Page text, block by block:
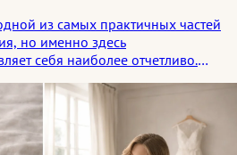
из самых практичных частей
но именно здесь
себя наиболее отчетливо.
в паузах, колебаниях и